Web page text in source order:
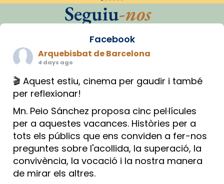
Seguiu-nos
Facebook
Arquebisbat de Barcelona
4 days ago
🎬 Aquest estiu, cinema per gaudir i també
per reflexionar!
Mn. Peio Sánchez proposa cinc pel·lícules
per a aquestes vacances. Històries per a
tots els públics que ens conviden a fer-nos
preguntes sobre l'acollida, la superació, la
convivència, la vocació i la nostra manera
de mirar els altres.